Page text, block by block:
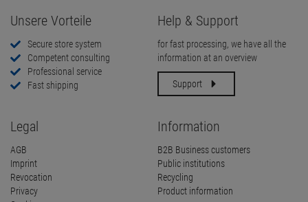
Unsere Vorteile
Secure store system
Competent consulting
Professional service
Fast shipping
Help & Support
for fast processing, we have all the
information at an overview
Support
Legal
AGB
Imprint
Revocation
Privacy
Information
B2B Business customers
Public institutions
Recycling
Product information